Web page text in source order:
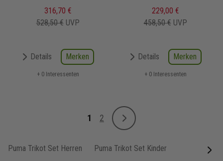
316,70 €
528,50 € UVP
Details Merken
+ 0 Interessenten
229,00 €
458,50 € UVP
Details Merken
+ 0 Interessenten
Sie lesen gerade Seite
1
Seite
2
Weiter
Puma Trikot Set Herren
Puma Trikot Set Kinder